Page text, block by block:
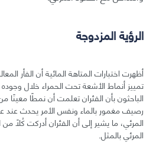
الرؤية المزدوجة
أظهرت اختبارات المتاهة المائية أن الفأر
تمييز أنماط الأشعة تحت الحمراء خلال
الباحثون بأن الفئران تعلمت أن نمطًا معينًا
رصيف مغمور بالماء ونفس الأمر يحدث
المرئي، ما يشير إلى أن الفئران أدركت كُلًا
المرئي بالمثل.